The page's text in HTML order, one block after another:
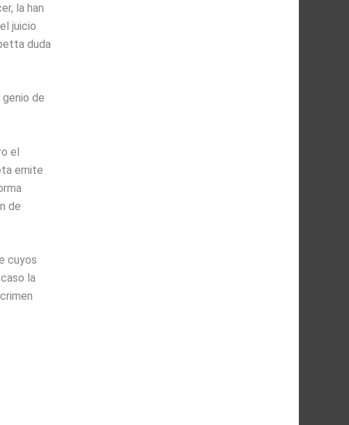
la han
juicio
duda
de
el
emite
de
cuyos
la